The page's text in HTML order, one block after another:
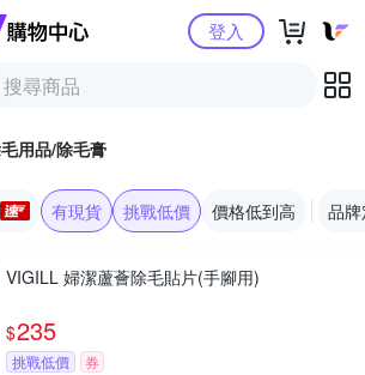
Yahoo購物中心登入
用品/除毛膏
有現貨 挑戰低價 價格低到高 品
VIGILL 婦潔蘆薈除毛貼片(手腳用)
$235
挑戰低價 券